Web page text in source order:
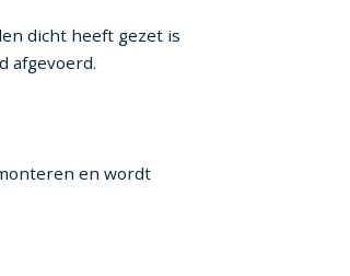
dicht heeft gezet is
afgevoerd.
en wordt